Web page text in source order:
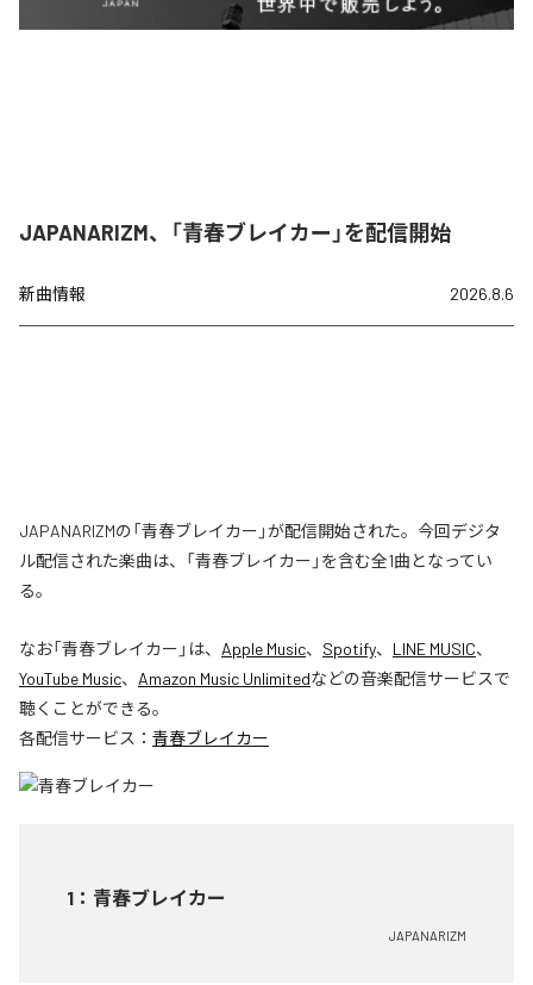
JAPANARIZM、「青春ブレイカー」を配信開始
新曲情報 2026.8.6
JAPANARIZMの「青春ブレイカー」が配信開始された。今回デジタ
ル配信された楽曲は、「青春ブレイカー」を含む全1曲となってい
る。
なお「青春ブレイカー 」は、 Apple Music、 Spotify、 LINE MUSIC、
YouTube Music、 Amazon Music Unlimitedなどの音楽配信サービスで
聴くことができる。
各配信サービス： 青春ブレイカー
1 ： 青春ブレイカー
JAPANARIZM